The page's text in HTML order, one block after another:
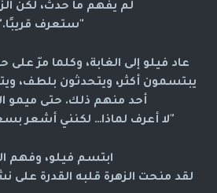
لم يفهم ما حدث، لكن
"ستعرف قريبًا."
عاد فيلو إلى الغابة، وكلما مرّ
يبتسمون أكثر، ويتحدثون بلطف،
أحد منهم ذلك. حتى ميمو
"لا أعرف لماذا… لكنني أشعر
ابتسم فيلو، وفهم
لقد منحت الزهرة قلبه القدرة على